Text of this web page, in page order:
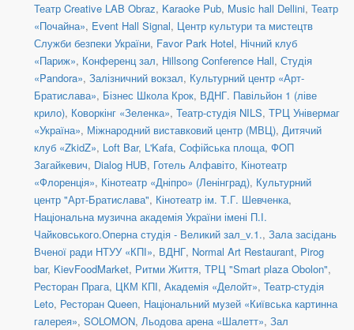
Театр Creative LAB Obraz, Karaoke Pub, Music hall Dellini, Театр
«Почайна», Event Hall Signal, Центр культури та мистецтв
Служби безпеки України, Favor Park Hotel, Нічний клуб
«Париж», Конференц зал, Hillsong Conference Hall, Студія
«Pandora», Залізничний вокзал, Культурний центр «Арт-
Братислава», Бізнес Школа Крок, ВДНГ. Павільйон 1 (ліве
крило), Коворкінг «Зеленка», Театр-студія NILS, ТРЦ Універмаг
«Україна», Міжнародний виставковий центр (МВЦ), Дитячий
клуб «ZkidZ», Loft Bar, L'Kafa, Софійська площа, ФОП
Загайкевич, Dialog HUB, Готель Алфавіто, Кінотеатр
«Флоренція», Кінотеатр «Дніпро» (Ленінград), Культурний
центр "Арт-Братислава", Кінотеатр ім. Т.Г. Шевченка,
Національна музична академія України імені П.І.
Чайковського.Оперна студія - Великий зал_v.1., Зала засідань
Вченої ради НТУУ «КПІ», ВДНГ, Normal Art Restaurant, Pirog
bar, KievFoodMarket, Ритми Життя, ТРЦ "Smart plaza Obolon",
Ресторан Прага, ЦКМ КПІ, Академія «Делойт», Театр-студія
Leto, Ресторан Queen, Національний музей «Київська картинна
галерея», SOLOMON, Льодова арена «Шалетт», Зал